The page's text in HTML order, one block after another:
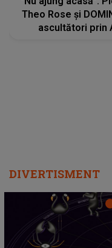
Theo Rose și
ascultători prin
DIVERTISMENT